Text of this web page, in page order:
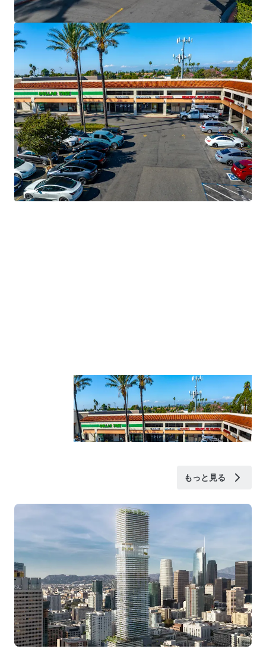
もっと見る